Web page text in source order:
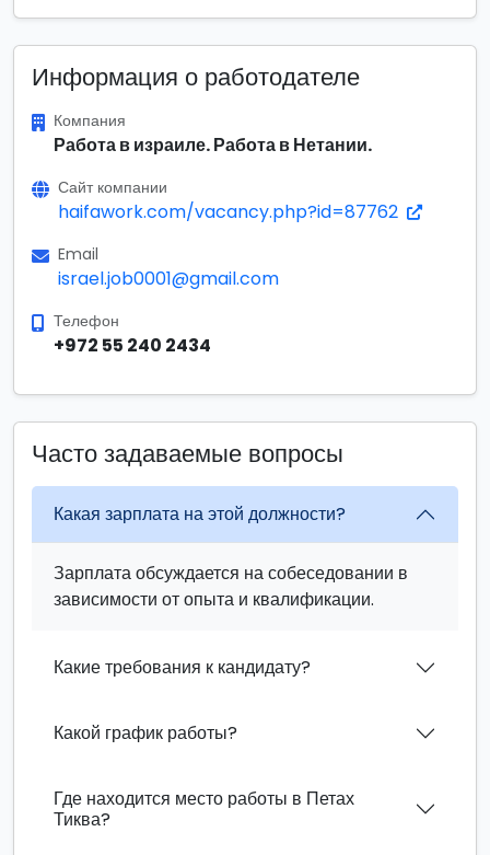
Информация о работодателе
Компания
Работа в израиле. Работа в Нетании.
Сайт компании
haifawork.com/vacancy.php?id=87762
Email
israel.job0001@gmail.com
Телефон
+972 55 240 2434
Часто задаваемые вопросы
Какая зарплата на этой должности?
Зарплата обсуждается на собеседовании в
зависимости от опыта и квалификации.
Какие требования к кандидату?
Какой график работы?
Где находится место работы в Петах
Тиква?